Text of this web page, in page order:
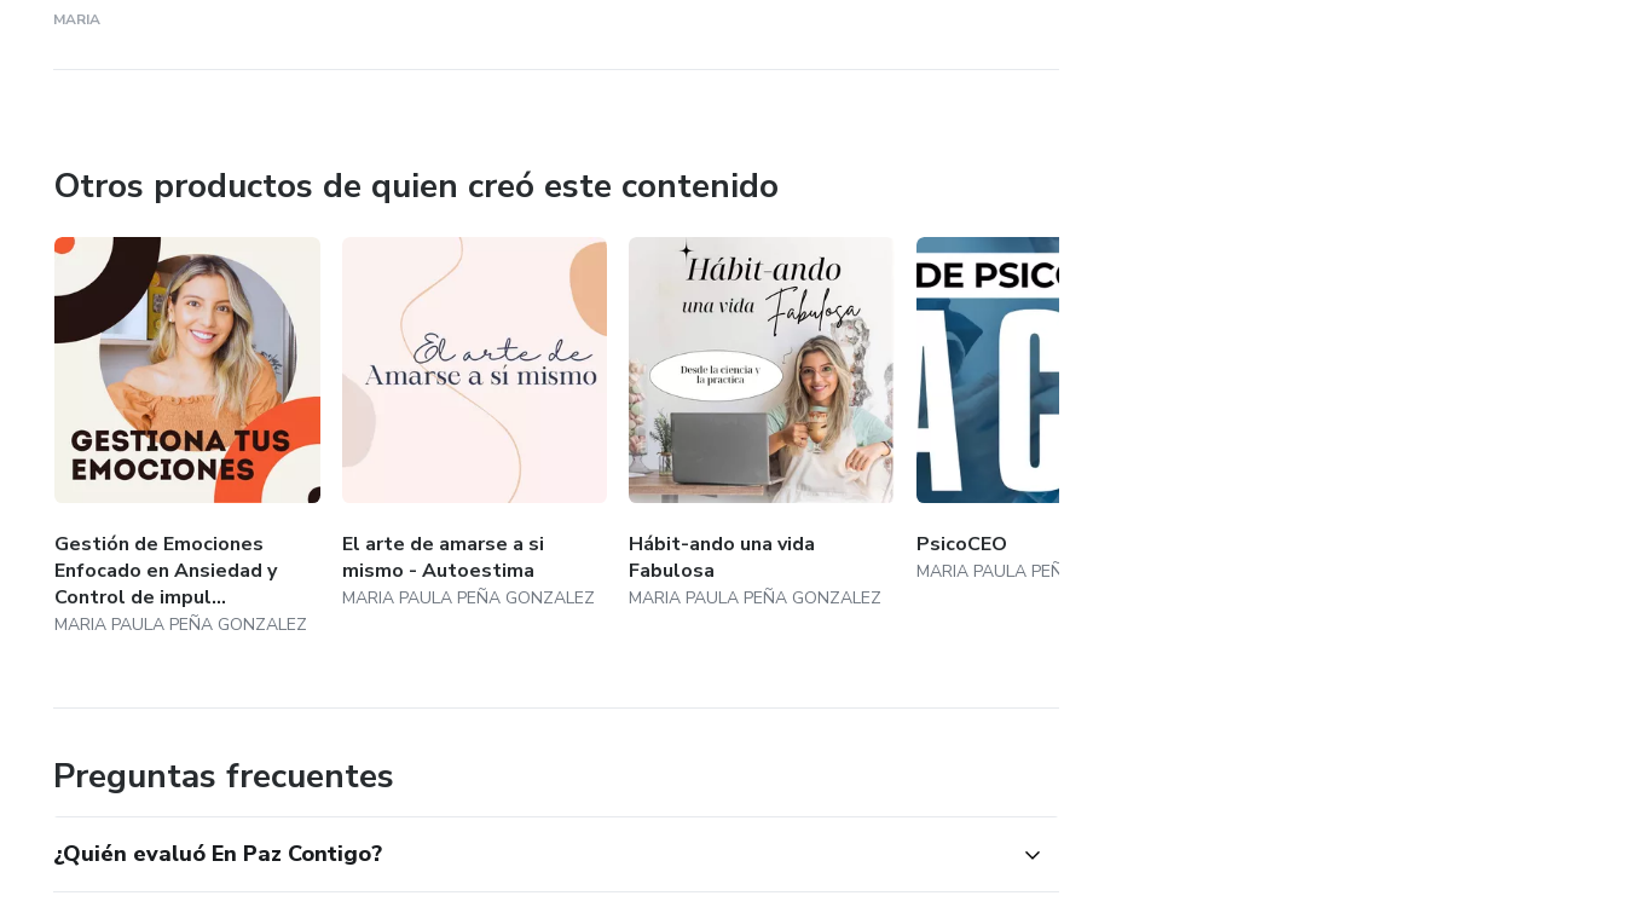
MARIA
Otros productos de quien creó este contenido
Gestión de Emociones
Enfocado en Ansiedad y
Control de impul...
MARIA PAULA PEÑA GONZALEZ
El arte de amarse a si
mismo - Autoestima
MARIA PAULA PEÑA GONZALEZ
Hábit-ando una vida
Fabulosa
MARIA PAULA PEÑA GONZALEZ
PsicoCEO
MARIA PAULA PEÑA GONZALEZ
Preguntas frecuentes
¿Quién evaluó En Paz Contigo?